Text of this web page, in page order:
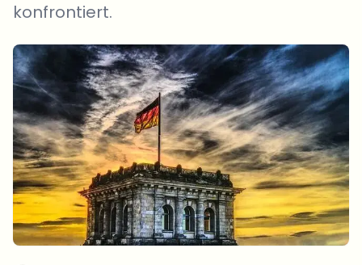
konfrontiert.